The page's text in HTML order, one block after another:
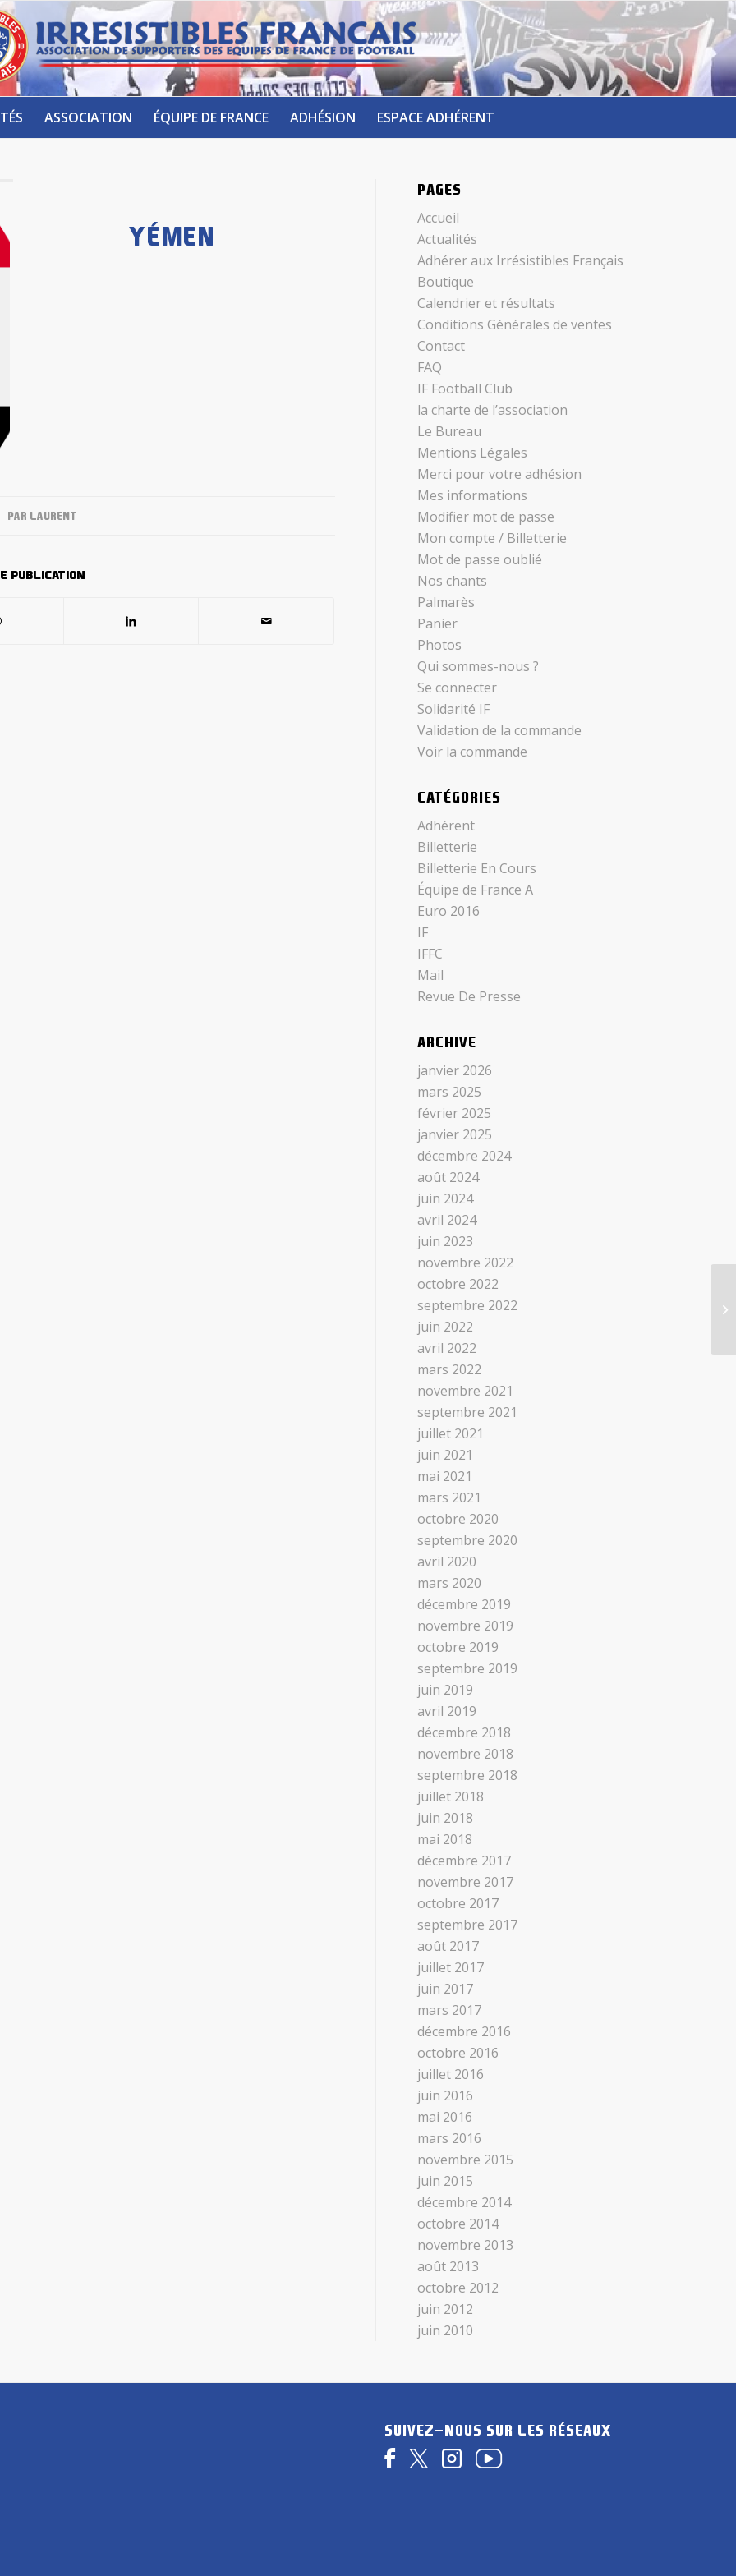
ASSOCIATION ÉQUIPE DE FRANCE ADHÉSION ESPACE ADHÉRENT
YÉMEN
PAR LAURENT
publication
PAGES
Accueil
Actualités
Adhérer aux Irrésistibles Français
Boutique
Calendrier et résultats
Conditions Générales de ventes
Contact
FAQ
IF Football Club
la charte de l’association
Le Bureau
Mentions Légales
Merci pour votre adhésion
Mes informations
Modifier mot de passe
Mon compte / Billetterie
Mot de passe oublié
Nos chants
Palmarès
Panier
Photos
Qui sommes-nous ?
Se connecter
Solidarité IF
Validation de la commande
Voir la commande
CATÉGORIES
Adhérent
Billetterie
Billetterie En Cours
Équipe de France A
Euro 2016
IF
IFFC
Mail
Revue De Presse
ARCHIVE
janvier 2026
mars 2025
février 2025
janvier 2025
décembre 2024
août 2024
juin 2024
avril 2024
juin 2023
novembre 2022
octobre 2022
septembre 2022
juin 2022
avril 2022
mars 2022
novembre 2021
septembre 2021
juillet 2021
juin 2021
mai 2021
mars 2021
octobre 2020
septembre 2020
avril 2020
mars 2020
décembre 2019
novembre 2019
octobre 2019
septembre 2019
juin 2019
avril 2019
décembre 2018
novembre 2018
septembre 2018
juillet 2018
juin 2018
mai 2018
décembre 2017
novembre 2017
octobre 2017
septembre 2017
août 2017
juillet 2017
juin 2017
mars 2017
décembre 2016
octobre 2016
juillet 2016
juin 2016
mai 2016
mars 2016
novembre 2015
juin 2015
décembre 2014
octobre 2014
novembre 2013
août 2013
octobre 2012
juin 2012
juin 2010
SUIVEZ-NOUS SUR LES RÉSEAUX